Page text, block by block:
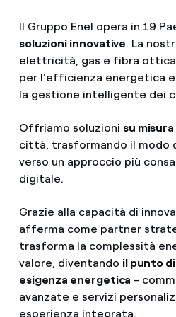
Il Gruppo Enel opera in 19
soluzioni innovative. La
elettricità, gas e fibra
per l'efficienza energetica
la gestione intelligente dei
Offriamo soluzioni su misura
città, trasformando il modo
verso un approccio più
digitale.
Grazie alla capacità di
afferma come partner
trasforma la complessità
valore, diventando il punto
esigenza energetica -
avanzate e servizi
esperienza integrata.